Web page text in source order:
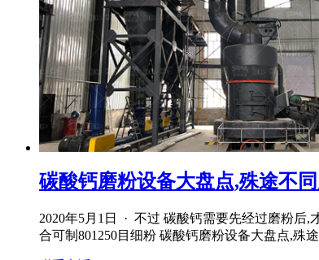
碳酸钙磨粉设备大盘点,殊途不
2020年5月1日 · 不过 碳酸钙需要先经过磨粉后
合可制801250目细粉 碳酸钙磨粉设备大盘点,殊